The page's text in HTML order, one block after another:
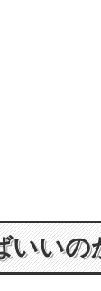
いいの